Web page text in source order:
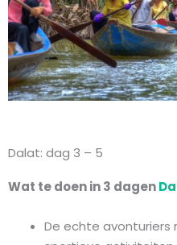
Dalat: dag 3 – 5
Wat te doen in 3 dagen
De echte avonturiers